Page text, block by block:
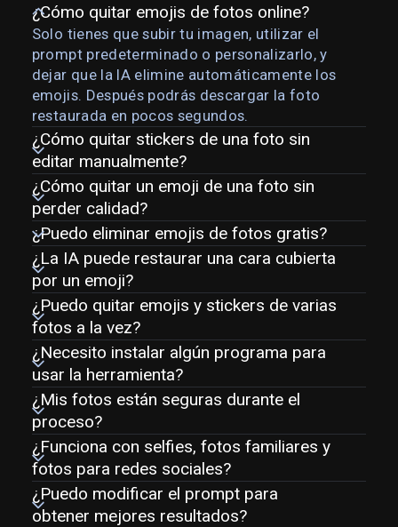
¿Cómo quitar emojis de fotos online?
Solo tienes que subir tu imagen, utilizar el
prompt predeterminado o personalizarlo, y
dejar que la IA elimine automáticamente los
emojis. Después podrás descargar la foto
restaurada en pocos segundos.
¿Cómo quitar stickers de una foto sin
editar manualmente?
¿Cómo quitar un emoji de una foto sin
perder calidad?
¿Puedo eliminar emojis de fotos gratis?
¿La IA puede restaurar una cara cubierta
por un emoji?
¿Puedo quitar emojis y stickers de varias
fotos a la vez?
¿Necesito instalar algún programa para
usar la herramienta?
¿Mis fotos están seguras durante el
proceso?
¿Funciona con selfies, fotos familiares y
fotos para redes sociales?
¿Puedo modificar el prompt para
obtener mejores resultados?